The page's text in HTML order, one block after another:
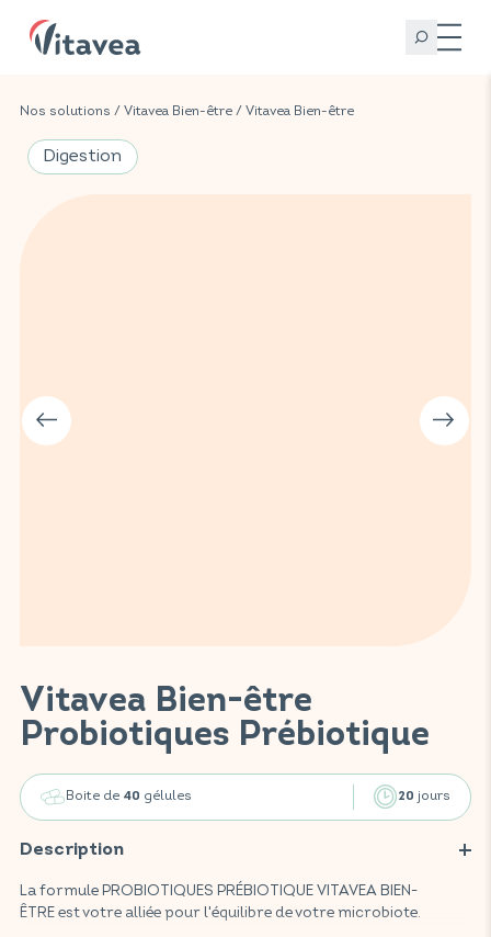
Nos solutions / Vitavea Bien-être / Vitavea Bien-être
Vitavea Bien-être
Probiotiques Prébiotique
Boite de 40 gélules 20 jours
Description
La formule PROBIOTIQUES PRÉBIOTIQUE VITAVEA BIEN-
ÊTRE est votre alliée pour l'équilibre de votre microbiote.
Digestion